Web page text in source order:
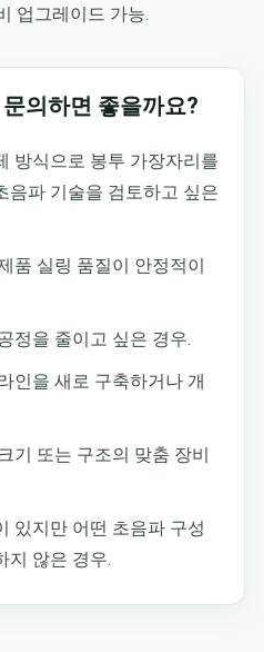
업그레이드 가능.
의하면 좋을까요?
방식으로 봉투 가장자리를
음파 기술을 검토하고 싶은
품 실링 품질이 안정적이
정을 줄이고 싶은 경우.
인을 새로 구축하거나 개
기 또는 구조의 맞춤 장비
있지만 어떤 초음파 구성
지 않은 경우.